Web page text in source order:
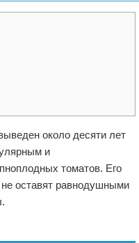
около десяти лет
и
томатов. Его
оставят равнодушными